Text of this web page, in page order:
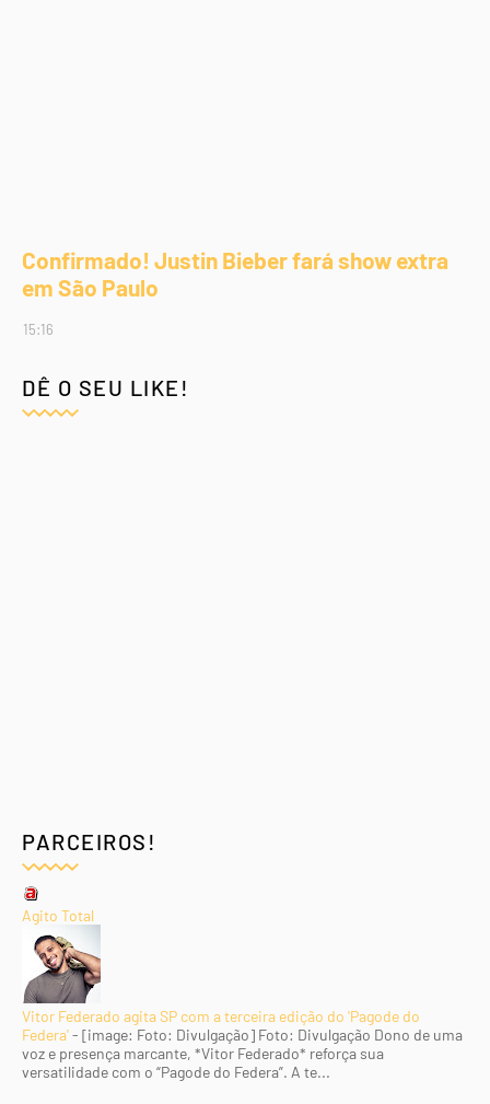
Confirmado! Justin Bieber fará show extra
em São Paulo
15:16
DÊ O SEU LIKE!
PARCEIROS!
Agito Total
Vitor Federado agita SP com a terceira edição do 'Pagode do
Federa'- [image: Foto: Divulgação] Foto: Divulgação Dono de uma
voz e presença marcante, *Vitor Federado* reforça sua
versatilidade com o “Pagode do Federa”. A te...